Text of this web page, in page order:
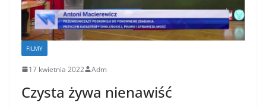
FILMY
17 kwietnia 2022 Adm
Czysta żywa nienawiść